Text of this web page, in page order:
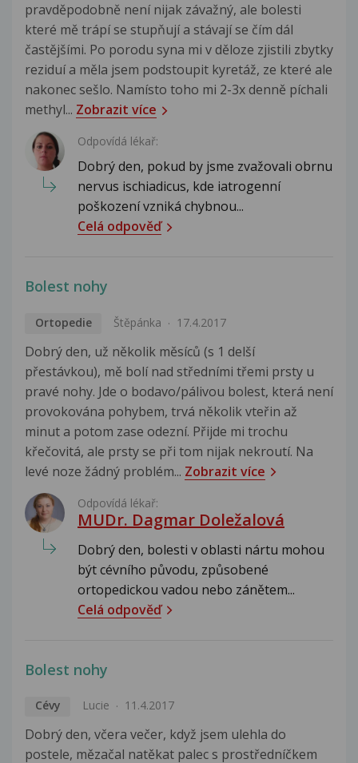
pravděpodobně není nijak závažný, ale bolesti
které mě trápí se stupňují a stávají se čím dál
častějšími. Po porodu syna mi v děloze zjistili zbytky
reziduí a měla jsem podstoupit kyretáž, ze které ale
nakonec sešlo. Namísto toho mi 2-3x denně píchali
methyl... Zobrazit více
Odpovídá lékař:
Dobrý den, pokud by jsme zvažovali obrnu
nervus ischiadicus, kde iatrogenní
poškození vzniká chybnou...
Celá odpověď
Bolest nohy
Ortopedie Štěpánka 17.4.2017
Dobrý den, už několik měsíců (s 1 delší
přestávkou), mě bolí nad středními třemi prsty u
pravé nohy. Jde o bodavo/pálivou bolest, která není
provokována pohybem, trvá několik vteřin až
minut a potom zase odezní. Přijde mi trochu
křečovitá, ale prsty se při tom nijak nekroutí. Na
levé noze žádný problém... Zobrazit více
Odpovídá lékař:
MUDr. Dagmar Doležalová
Dobrý den, bolesti v oblasti nártu mohou
být cévního původu, způsobené
ortopedickou vadou nebo zánětem...
Celá odpověď
Bolest nohy
Cévy Lucie 11.4.2017
Dobrý den, včera večer, když jsem ulehla do
postele, mězačal natěkat palec s prostředníčkem